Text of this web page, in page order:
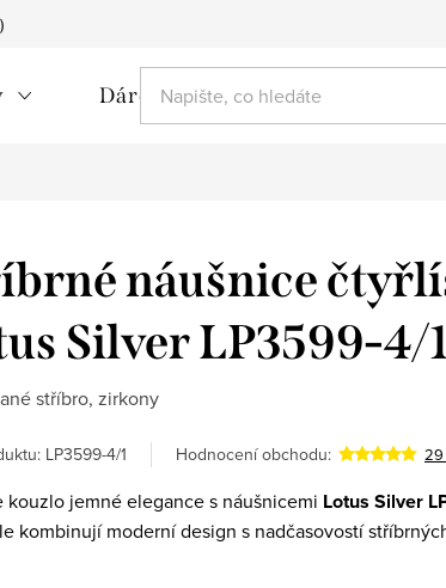
Dárek pro ni
náušnice
Silver LP3599-4/
stříbro, zirkony
LP3599-4/1 Hodnocení obchodu: 29
kouzlo jemné elegance s náušnicemi Lotus Silver
kombinují moderní design s nadčasovostí